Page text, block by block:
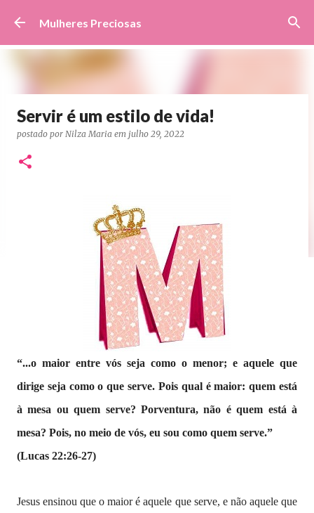
Pular para o conteúdo principal
Mulheres Preciosas
Servir é um estilo de vida!
postado por Nilza Maria em julho 29, 2022
“...o maior entre vós seja como o menor; e aquele que
dirige seja como o que serve. Pois qual é maior: quem está
à mesa ou quem serve? Porventura, não é quem está à
mesa? Pois, no meio de vós, eu sou como quem serve.”
(Lucas 22:26-27)
Jesus ensinou que o maior é aquele que serve, e não aquele que